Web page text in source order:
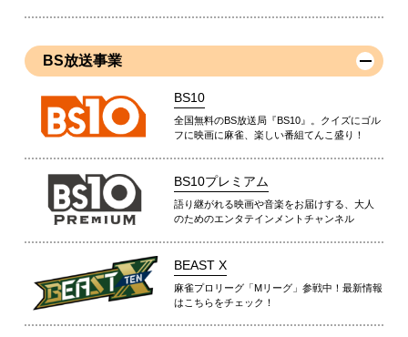
BS放送事業
BS10
全国無料のBS放送局『BS10』。クイズにゴル
フに映画に麻雀、楽しい番組てんこ盛り！
BS10プレミアム
語り継がれる映画や音楽をお届けする、大人
のためのエンタテインメントチャンネル
BEAST X
麻雀プロリーグ「Mリーグ」参戦中！最新情報
はこちらをチェック！